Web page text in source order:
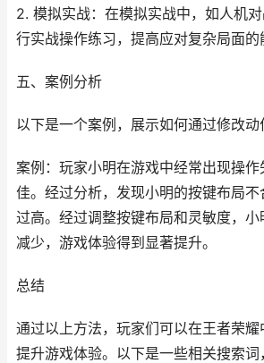
2. 模拟实战：在模拟实战中，如人机
行实战操作练习，提高应对复杂局面的
五、案例分析
以下是一个案例，展示如何通过修改动
案例：玩家小明在游戏中经常出现操
佳。经过分析，发现小明的按键布局
过高。经过调整按键布局和灵敏度，
减少，游戏体验得到显著提升。
总结
通过以上方法，玩家们可以在王者荣耀
提升游戏体验。以下是一些相关搜索词